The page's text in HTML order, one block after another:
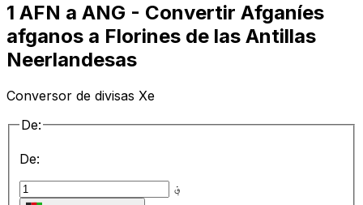
1 AFN a ANG - Convertir Afganíes
afganos a Florines de las Antillas
Neerlandesas
Conversor de divisas Xe
De:
De:
؋